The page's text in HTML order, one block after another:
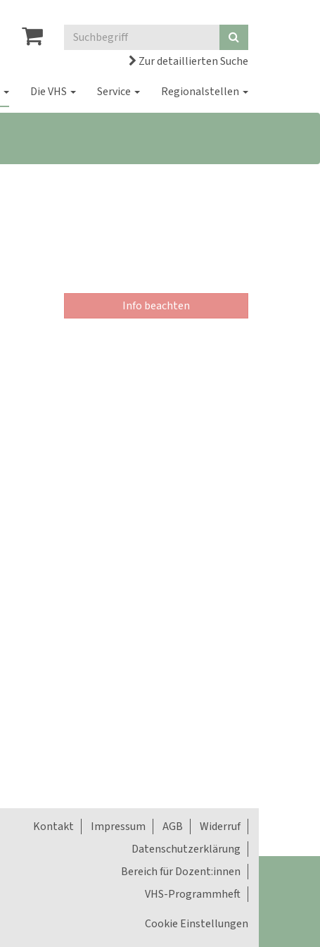
Zur detaillierten Suche
Die VHS Service Regionalstellen
Info beachten
Kontakt Impressum AGB
Widerruf
Datenschutzerklärung
Bereich für Dozent:innen
VHS-Programmheft
Cookie Einstellungen